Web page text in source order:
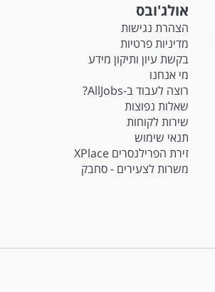
אולג'ובס
הצהרת נגישות
מדיניות פרטיות
בקשת עיון ותיקון מידע
מי אנחנו
רוצה לעבוד ב-AllJobs?
שאלות נפוצות
שירות לקוחות
תנאי שימוש
זירת הפרילנסרים XPlace
משרות לצעירים - סחבק